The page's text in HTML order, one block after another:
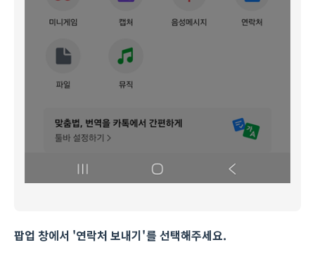
팝업 창에서 '연락처 보내기'를 선택해주세요.